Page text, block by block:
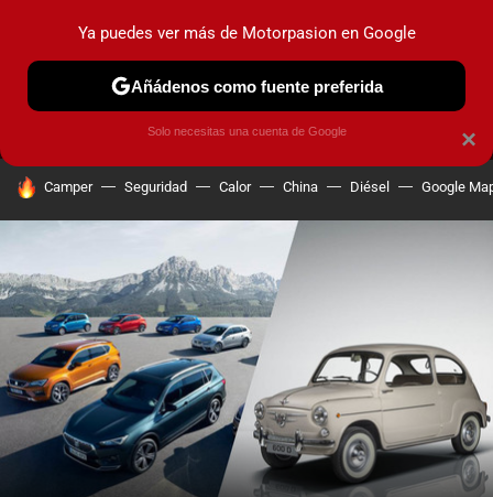
MENÚ NUEVO
COCHES ELÉCTRICOS OBSERVATORIO
HOY SE HABLA DE
Camper Seguridad Calor China Diésel Google
×
Ya puedes ver más de Motorpasion en Google
Añádenos como fuente preferida
Solo necesitas una cuenta de Google